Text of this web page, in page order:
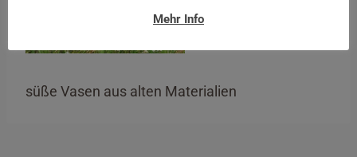
süße Vasen aus alten Materialien
Mehr Info